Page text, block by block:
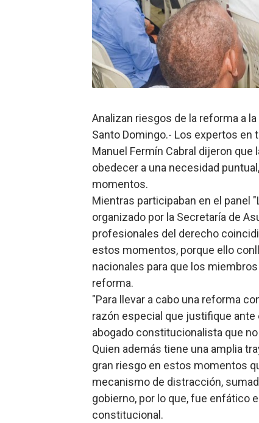
DIGEIG y Liga
Tribunal Superior
JCE flexibiliza
Restaurante Amigos
Banco Popular escala
SNS y el SRSO
Osiris de León
DGPCF: 55 años
Analizan riesgos de la reforma a
Santo Domingo.- Los expertos
Manuel Fermín Cabral dijeron
obedecer a una necesidad
momentos.
Mientras participaban en el panel
organizado por la Secretaría de
profesionales del derecho
estos momentos, porque ello
nacionales para que los
reforma.
"Para llevar a cabo una reforma
razón especial que justifique
abogado constitucionalista que
Quien además tiene una amplia
gran riesgo en estos momentos
mecanismo de distracción,
gobierno, por lo que, fue enfático
constitucional.